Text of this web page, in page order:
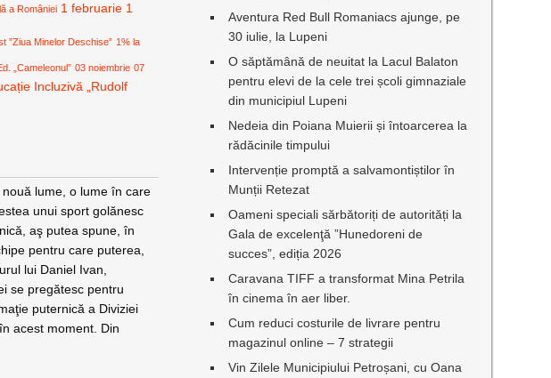
a României 1 februarie 1
”Ziua Minelor Deschise” 1% la
„Cameleonul” 03 noiembrie 07
Incluzivă „Rudolf
lume, o lume în care
unui sport golănesc
aş putea spune, în
pentru care puterea,
lui Daniel Ivan,
se pregătesc pentru
puternică a Diviziei
acest moment. Din
Aventura Red Bull Romaniacs ajunge, pe
30 iulie, la Lupeni
O săptămână de neuitat la Lacul Balaton
pentru elevi de la cele trei școli gimnaziale
din municipiul Lupeni
Nedeia din Poiana Muierii și întoarcerea la
rădăcinile timpului
Intervenție promptă a salvamontiștilor în
Munții Retezat
Oameni speciali sărbătoriți de autorități la
Gala de excelenţă ”Hunedoreni de
succes”, ediția 2026
Caravana TIFF a transformat Mina Petrila
în cinema în aer liber.
Cum reduci costurile de livrare pentru
magazinul online – 7 strategii
Vin Zilele Municipiului Petroșani, cu Oana